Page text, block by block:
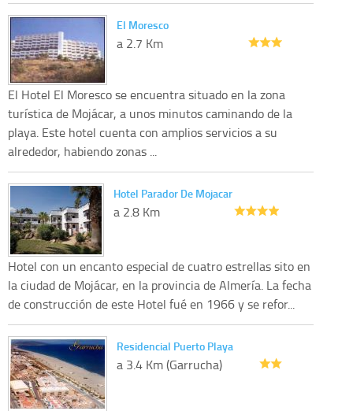
El Moresco
a 2.7 Km
El Hotel El Moresco se encuentra situado en la zona
turística de Mojácar, a unos minutos caminando de la
playa. Este hotel cuenta con amplios servicios a su
alrededor, habiendo zonas ...
Hotel Parador De Mojacar
a 2.8 Km
Hotel con un encanto especial de cuatro estrellas sito en
la ciudad de Mojácar, en la provincia de Almería. La fecha
de construcción de este Hotel fué en 1966 y se refor...
Residencial Puerto Playa
a 3.4 Km (Garrucha)